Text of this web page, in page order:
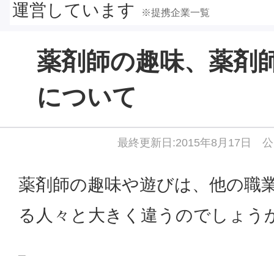
運営しています
※提携企業一覧
薬剤師の趣味、薬剤
について
最終更新日:2015年8月17日
薬剤師の趣味や遊びは、他の職
る人々と大きく違うのでしょう